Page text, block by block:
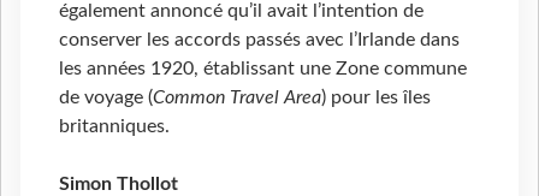
également annoncé qu’il avait l’intention de
conserver les accords passés avec l’Irlande dans
les années 1920, établissant une Zone commune
de voyage (Common Travel Area) pour les îles
britanniques.
Simon Thollot